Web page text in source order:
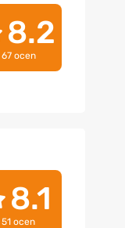
8.2
67 ocen
8.1
51 ocen